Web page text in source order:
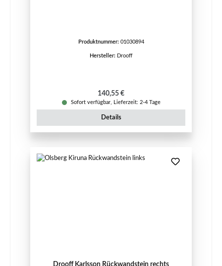
Produktnummer: 01030894
Hersteller: Drooff
Regulärer Preis:
140,55 €
Sofort verfügbar, Lieferzeit: 2-4 Tage
Details
Drooff Karlsson Rückwandstein rechts